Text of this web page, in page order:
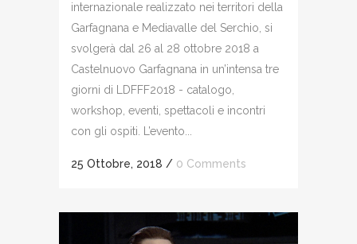
internazionale realizzato nei territori della
Garfagnana e Mediavalle del Serchio, si
svolgerà dal 26 al 28 ottobre 2018 a
Castelnuovo Garfagnana in un’intensa tre
giorni di LDFFF2018 - catalogo,
workshop, eventi, spettacoli e incontri
con gli ospiti. L’evento...
25 Ottobre, 2018 / 0 Comments